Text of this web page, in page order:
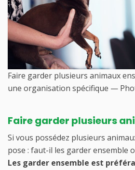
Faire garder plusieurs animaux
une organisation spécifique —
Faire garder plusieurs
Si vous possédez plusieurs
pose : faut-il les garder ensemble
Les garder ensemble est